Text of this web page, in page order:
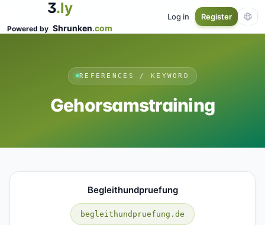
3.ly
Powered by Shrunken.com
Log in Register
REFERENCES / KEYWORD
Gehorsamstraining
Begleithundpruefung
begleithundpruefung.de